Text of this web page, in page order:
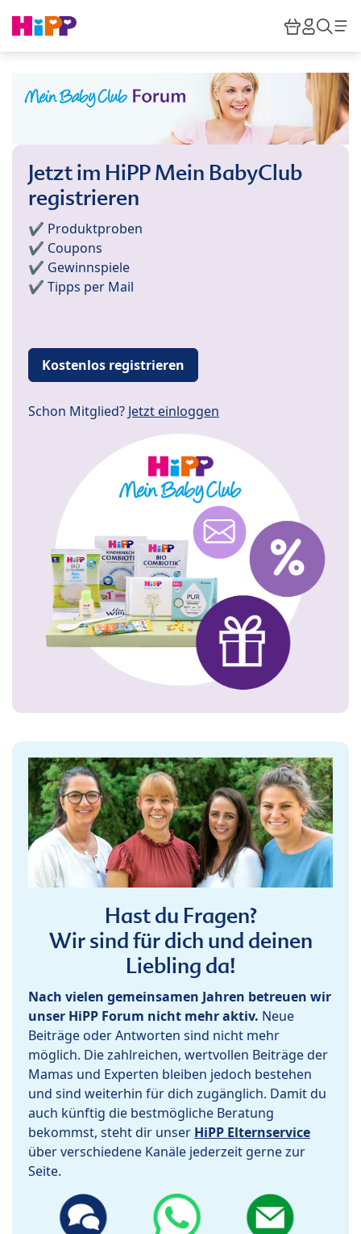
HiPP
Jetzt im HiPP Mein BabyClub
registrieren
✔️ Produktproben
✔️ Coupons
✔️ Gewinnspiele
✔️ Tipps per Mail
Kostenlos registrieren
Schon Mitglied? Jetzt einloggen
Hast du Fragen?
Wir sind für dich und deinen
Liebling da!
Nach vielen gemeinsamen Jahren betreuen wir
unser HiPP Forum nicht mehr aktiv. Neue
Beiträge oder Antworten sind nicht mehr
möglich. Die zahlreichen, wertvollen Beiträge der
Mamas und Experten bleiben jedoch bestehen
und sind weiterhin für dich zugänglich. Damit du
auch künftig die bestmögliche Beratung
bekommst, steht dir unser HiPP Elternservice
über verschiedene Kanäle jederzeit gerne zur
Seite.